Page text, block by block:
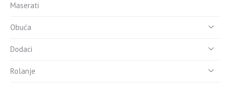
Maserati
Obuća
Dodaci
Rolanje